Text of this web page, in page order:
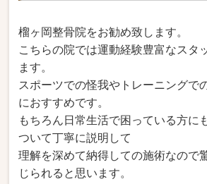
榴ヶ岡整骨院をお勧め致します。
こちらの院では運動経験豊富なスタ
ます。
スポーツでの怪我やトレーニングで
におすすめです。
もちろん日常生活で困っている方に
ついて丁寧に説明して
理解を深めて納得しての施術なので
じられると思います。